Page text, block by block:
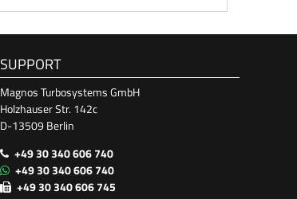
SUPPORT
Magnos Turbosystems GmbH
Holzhauser Str. 142c
D-13509 Berlin
+49 30 340 606 740
+49 30 340 606 740
+49 30 340 606 745